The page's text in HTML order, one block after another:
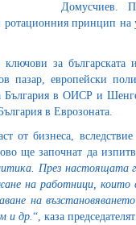
Домусчиев.
ротационния принцип
за българската
пазар, европейски
България в ОИСР и
в Еврозоната.
от бизнеса,
ще започнат да
През настоящата
на работници,
на
и др.“, каза